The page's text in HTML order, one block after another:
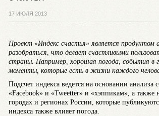
17 ИЮЛЯ 2013
Проект «Индекс счастья» является
разобраться, что делает счастливыми
страны. Например, хорошая погода, события в
моменты, которые есть в жизни каждого
Подсчет индекса ведется на основании анализа
«Facebook» и «Tweetter» и «хэппикам», а также
городах и регионах России, которые
индекса также влияет погода.